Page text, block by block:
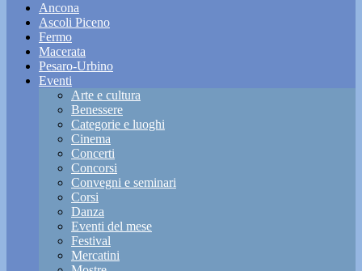
Ancona
Ascoli Piceno
Fermo
Macerata
Pesaro-Urbino
Eventi
Arte e cultura
Benessere
Categorie e luoghi
Cinema
Concerti
Concorsi
Convegni e seminari
Corsi
Danza
Eventi del mese
Festival
Mercatini